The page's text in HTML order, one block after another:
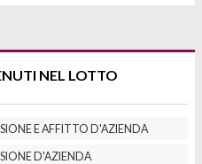
NEL LOTTO
E AFFITTO D'AZIENDA
D'AZIENDA